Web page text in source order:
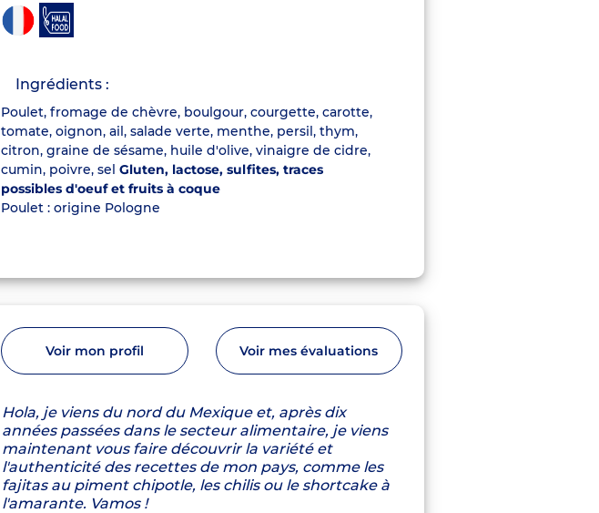
Ingrédients :
Poulet, fromage de chèvre, boulgour, courgette, carotte,
tomate, oignon, ail, salade verte, menthe, persil, thym,
citron, graine de sésame, huile d'olive, vinaigre de cidre,
cumin, poivre, sel Gluten, lactose, sulfites, traces
possibles d'oeuf et fruits à coque
Poulet : origine Pologne
Voir mon profil Voir mes évaluations
Hola, je viens du nord du Mexique et, après dix
années passées dans le secteur alimentaire, je viens
maintenant vous faire découvrir la variété et
l'authenticité des recettes de mon pays, comme les
fajitas au piment chipotle, les chilis ou le shortcake à
l'amarante. Vamos !